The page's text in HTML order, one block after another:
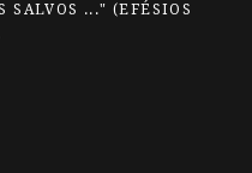
SALVOS ..." (EFÉSIOS